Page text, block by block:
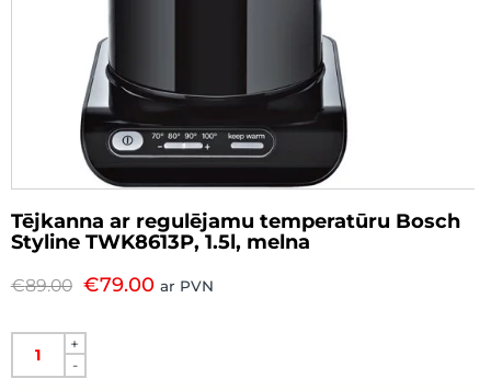
Tējkanna ar regulējamu temperatūru Bosch
Styline TWK8613P, 1.5l, melna
€89.00 €79.00 ar PVN
+
-